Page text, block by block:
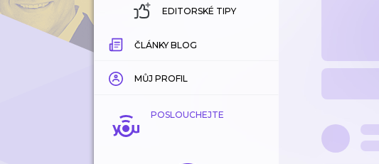
EDITORSKÉ TIPY
ČLÁNKY BLOG
MŮJ PROFIL
POSLOUCHEJTE